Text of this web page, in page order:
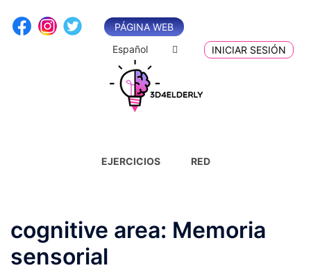
PÁGINA WEB
Español
INICIAR SESIÓN
EJERCICIOS RED
cognitive area: Memoria
sensorial